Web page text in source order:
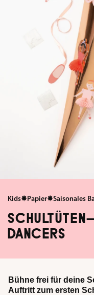
Kids✸Papier✸Saisonales
DANCERS
Bühne frei für deine
Auftritt zum ersten